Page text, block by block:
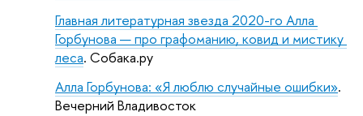
Главная литературная звезда 2020-го Алла
Горбунова — про графоманию, ковид и мистику
леса. Собака.ру
Алла Горбунова: «Я люблю случайные ошибки».
Вечерний Владивосток